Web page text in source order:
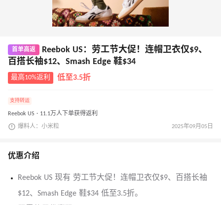
首单高返
Reebok US：劳工节大促！连帽卫衣仅$9、
百搭长袖$12、Smash Edge 鞋$34
最高10%返利 低至3.5折
支持转运
Reebok US · 11.1万人下单获得返利
爆料人：小米粒 2025年09月05日
优惠介绍
Reebok US 现有 劳工节大促！连帽卫衣仅$9、百搭长袖
$12、Smash Edge 鞋$34 低至3.5折。